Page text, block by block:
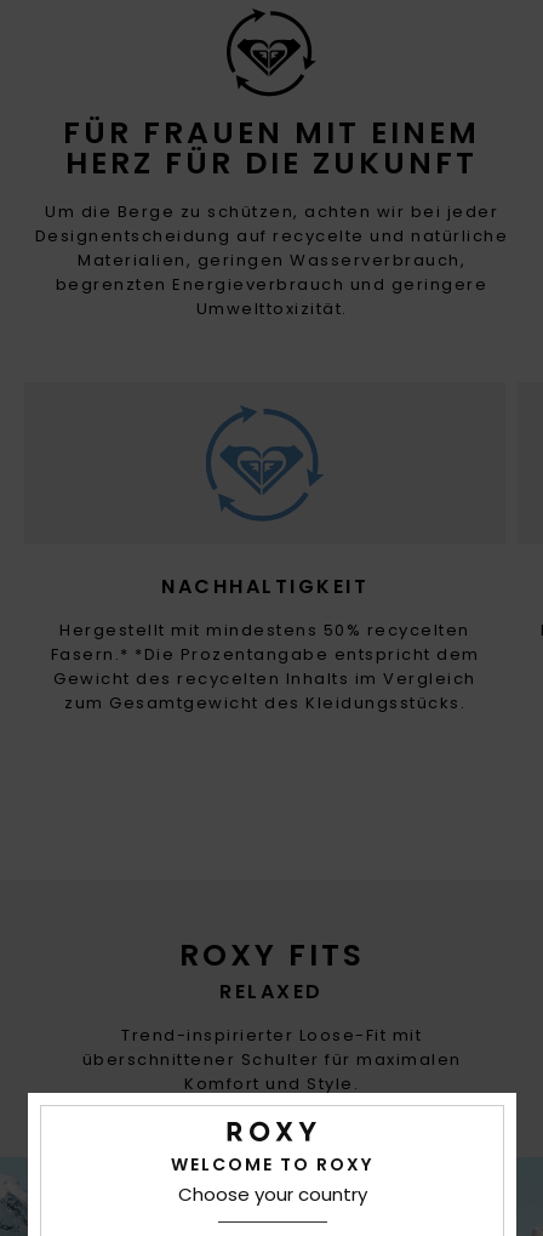
ROXY FITS
RELAXED
Trend-inspirierter Loose-Fit mit
überschnittener Schulter für maximalen
Komfort und Style.
FÜR FRAUEN MIT EINEM
HERZ FÜR DIE ZUKUNFT
Um die Berge zu schützen, achten wir bei jeder
Designentscheidung auf recycelte und natürliche
Materialien, geringen Wasserverbrauch,
begrenzten Energieverbrauch und geringere
Umwelttoxizität.
NACHHALTIGKEIT
Hergestellt mit mindestens 50% recycelten
Fasern.* *Die Prozentangabe entspricht dem
Gewicht des recycelten Inhalts im Vergleich
zum Gesamtgewicht des Kleidungsstücks.
WELCOME TO ROXY
Choose your country